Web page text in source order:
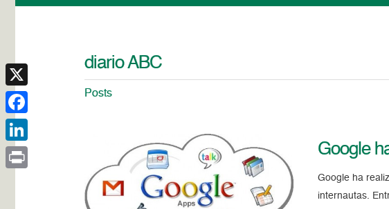
diario ABC
Posts
Google
Google ha
internautas.
X
Facebook
LinkedIn